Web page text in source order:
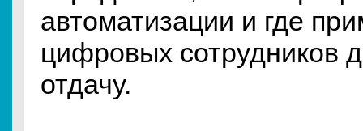
автоматизации и где
цифровых сотрудников
отдачу.